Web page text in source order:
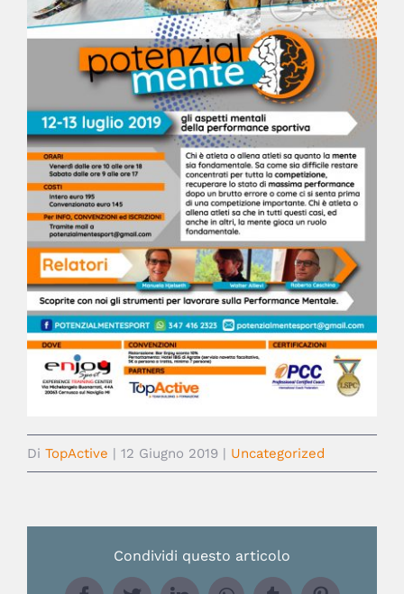
Di TopActive | 12 Giugno 2019 | Uncategorized
Condividi questo articolo